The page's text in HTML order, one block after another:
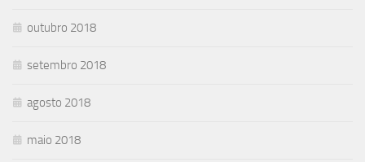
outubro 2018
setembro 2018
agosto 2018
maio 2018